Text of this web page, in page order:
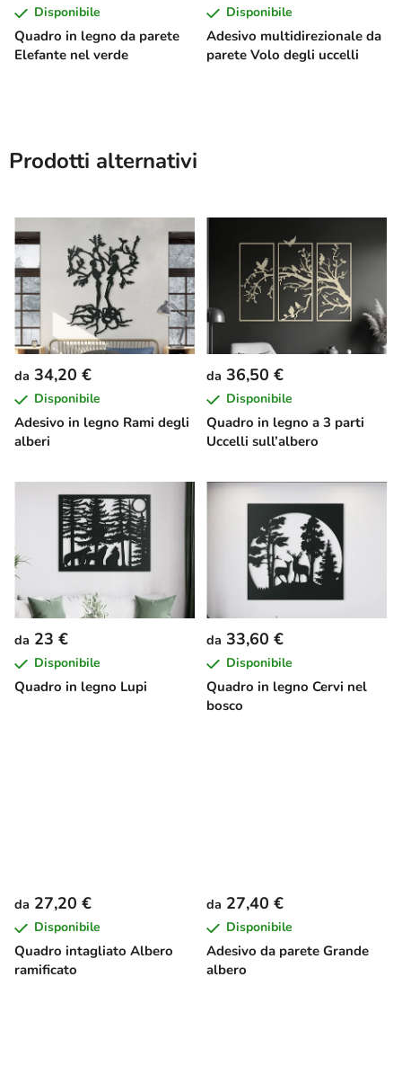
Quadro in legno da parete
Elefante nel verde
Disponibile
Adesivo multidirezionale da
parete Volo degli uccelli
Disponibile
Prodotti alternativi
Adesivo in legno Rami degli
alberi
da 34,20 €
Disponibile
Quadro in legno a 3 parti
Uccelli sull’albero
da 36,50 €
Disponibile
Quadro in legno Lupi
da 23 €
Disponibile
Quadro in legno Cervi nel
bosco
da 33,60 €
Disponibile
Quadro intagliato Albero
ramificato
da 27,20 €
Disponibile
Adesivo da parete Grande
albero
da 27,40 €
Disponibile